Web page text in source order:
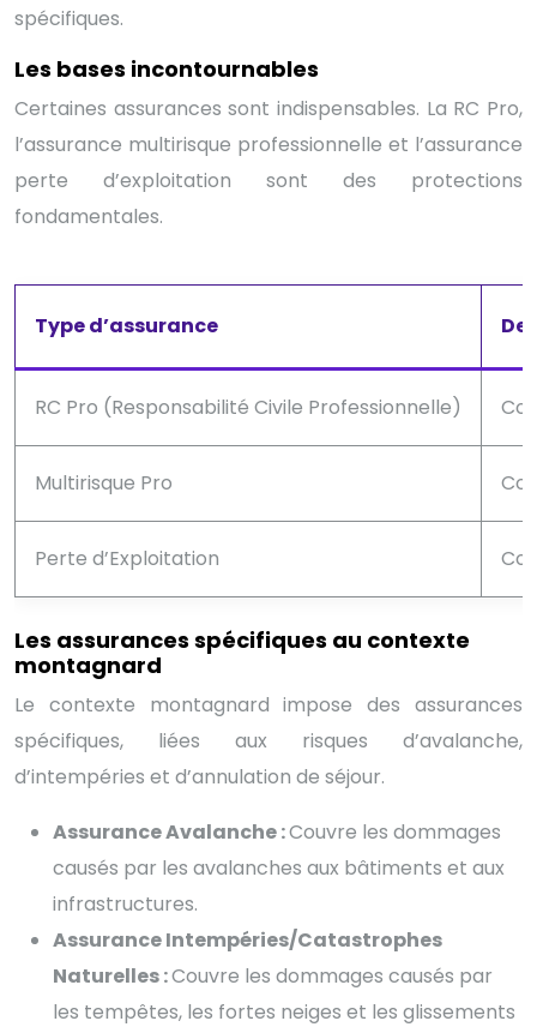
spécifiques.
Les bases incontournables
Certaines assurances sont indispensables. La RC Pro,
l’assurance multirisque professionnelle et l’assurance
perte d’exploitation sont des protections
fondamentales.
Type d’assurance
RC Pro (Responsabilité Civile Professionnelle)
Multirisque Pro
Perte d’Exploitation
Les assurances spécifiques au contexte
montagnard
Le contexte montagnard impose des assurances
spécifiques, liées aux risques d’avalanche,
d’intempéries et d’annulation de séjour.
Assurance Avalanche :Couvre les dommages
causés par les avalanches aux bâtiments et aux
infrastructures.
Assurance Intempéries/Catastrophes
Naturelles :Couvre les dommages causés par
les tempêtes, les fortes neiges et les glissements